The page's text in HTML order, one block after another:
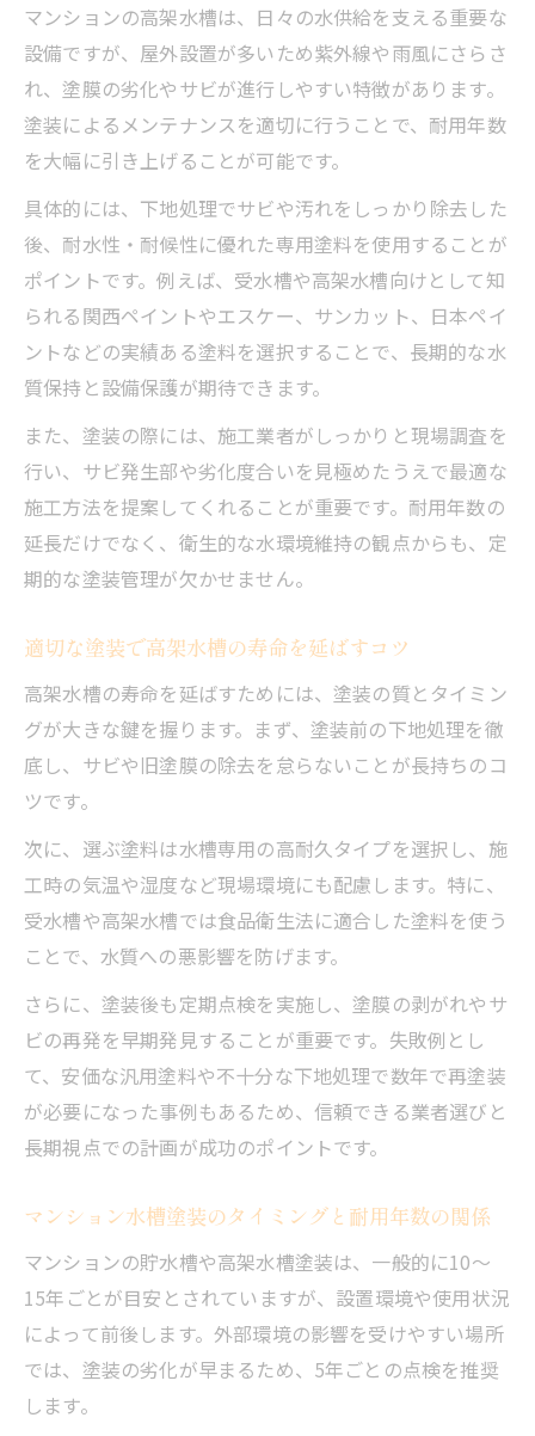
マンションの高架水槽は、日々の水供給を支える重要な
設備ですが、屋外設置が多いため紫外線や雨風にさらさ
れ、塗膜の劣化やサビが進行しやすい特徴があります。
塗装によるメンテナンスを適切に行うことで、耐用年数
を大幅に引き上げることが可能です。
具体的には、下地処理でサビや汚れをしっかり除去した
後、耐水性・耐候性に優れた専用塗料を使用することが
ポイントです。例えば、受水槽や高架水槽向けとして知
られる関西ペイントやエスケー、サンカット、日本ペイ
ントなどの実績ある塗料を選択することで、長期的な水
質保持と設備保護が期待できます。
また、塗装の際には、施工業者がしっかりと現場調査を
行い、サビ発生部や劣化度合いを見極めたうえで最適な
施工方法を提案してくれることが重要です。耐用年数の
延長だけでなく、衛生的な水環境維持の観点からも、定
期的な塗装管理が欠かせません。
適切な塗装で高架水槽の寿命を延ばすコツ
高架水槽の寿命を延ばすためには、塗装の質とタイミン
グが大きな鍵を握ります。まず、塗装前の下地処理を徹
底し、サビや旧塗膜の除去を怠らないことが長持ちのコ
ツです。
次に、選ぶ塗料は水槽専用の高耐久タイプを選択し、施
工時の気温や湿度など現場環境にも配慮します。特に、
受水槽や高架水槽では食品衛生法に適合した塗料を使う
ことで、水質への悪影響を防げます。
さらに、塗装後も定期点検を実施し、塗膜の剥がれやサ
ビの再発を早期発見することが重要です。失敗例とし
て、安価な汎用塗料や不十分な下地処理で数年で再塗装
が必要になった事例もあるため、信頼できる業者選びと
長期視点での計画が成功のポイントです。
マンション水槽塗装のタイミングと耐用年数の関係
マンションの貯水槽や高架水槽塗装は、一般的に10～
15年ごとが目安とされていますが、設置環境や使用状況
によって前後します。外部環境の影響を受けやすい場所
では、塗装の劣化が早まるため、5年ごとの点検を推奨
します。